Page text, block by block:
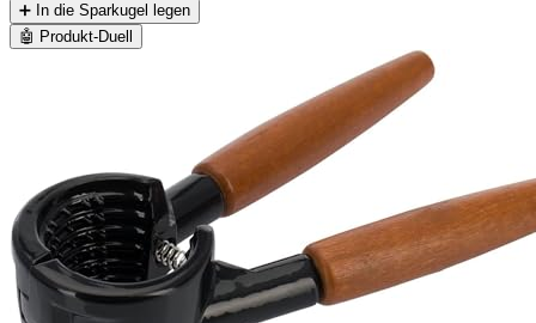
➕ In die Sparkugel legen
🤖 Produkt-Duell